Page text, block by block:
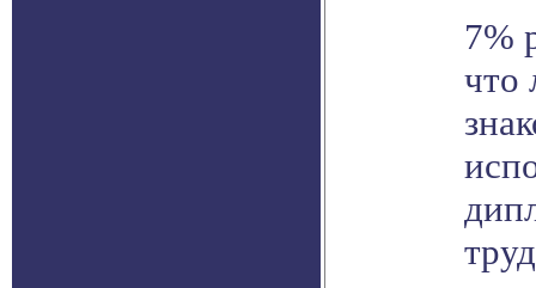
7%
что